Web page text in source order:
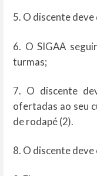
5. O discente
6. O SIGAA
turmas;
7. O discente
ofertadas ao seu
de rodapé (2).
8. O discente